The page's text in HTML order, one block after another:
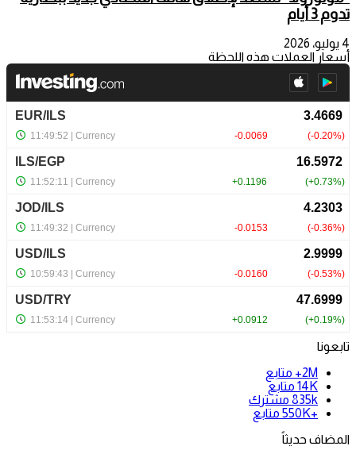
تدوم 3 أيام
4 يوليو، 2026
أسعار العملات هذه اللحظة
تابعونا
2M+
متابع
14K متابع
835k مشترك
+550K
متابع
المضاف حديثاً